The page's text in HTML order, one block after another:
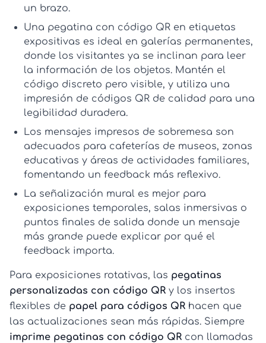
un brazo.
Una pegatina con código QR en etiquetas
expositivas es ideal en galerías permanentes,
donde los visitantes ya se inclinan para leer
la información de los objetos. Mantén el
código discreto pero visible, y utiliza una
impresión de códigos QR de calidad para una
legibilidad duradera.
Los mensajes impresos de sobremesa son
adecuados para cafeterías de museos, zonas
educativas y áreas de actividades familiares,
fomentando un feedback más reflexivo.
La señalización mural es mejor para
exposiciones temporales, salas inmersivas o
puntos finales de salida donde un mensaje
más grande puede explicar por qué el
feedback importa.
Para exposiciones rotativas, las pegatinas
personalizadas con código QR y los insertos
flexibles de papel para códigos QR hacen que
las actualizaciones sean más rápidas. Siempre
imprime pegatinas con código QR con llamadas